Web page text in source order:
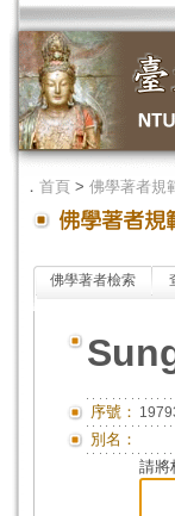
． 首頁 > 佛學著者規
佛學著者檢索
序號：
別名：
請將